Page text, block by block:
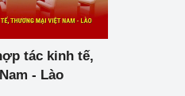
tác kinh tế,
- Lào